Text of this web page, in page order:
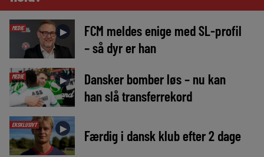
MEDIE ►
FCM meldes enige med SL-profil
– så dyr er han
MEDIE ►
Dansker bomber løs – nu kan
han slå transferrekord
EKSKLUSIVT ► Færdig i dansk klub efter 2 dage